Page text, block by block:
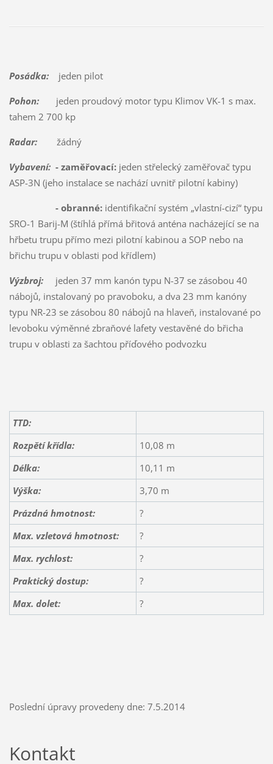
Posádka:jeden pilot
Pohon:jeden proudový motor typu Klimov VK-1 s max.
tahem 2 700 kp
Radar:žádný
Vybavení: - zaměřovací: jeden střelecký zaměřovač typu
ASP-3N (jeho instalace se nachází uvnitř pilotní kabiny)
- obranné:identifikační systém „vlastní-cizí“ typu
SRO-1 Barij-M (štíhlá přímá břitová anténa nacházející se na
hřbetu trupu přímo mezi pilotní kabinou a SOP nebo na
břichu trupu v oblasti pod křídlem)
Výzbroj:jeden 37 mm kanón typu N-37 se zásobou 40
nábojů, instalovaný po pravoboku, a dva 23 mm kanóny
typu NR-23 se zásobou 80 nábojů na hlaveň, instalované po
levoboku výměnné zbraňové lafety vestavěné do břicha
trupu v oblasti za šachtou příďového podvozku
TTD:
Rozpětí křídla:
10,08 m
Délka:
10,11 m
Výška:
3,70 m
Prázdná hmotnost:
?
Max. vzletová hmotnost:
?
Max. rychlost:
?
Praktický dostup:
?
Max. dolet:
?
Poslední úpravy provedeny dne: 7.5.2014
Kontakt